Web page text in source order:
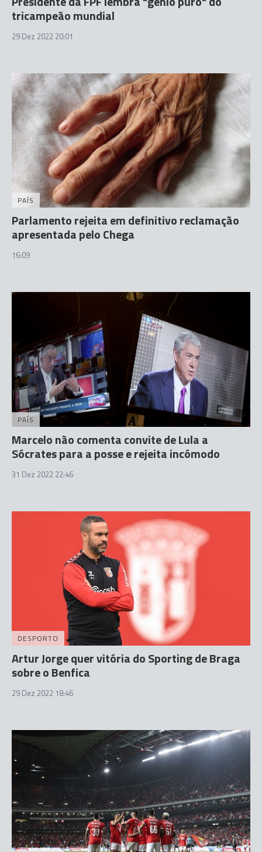
tricampeão mundial
29 Dez 2022 20:01
PAÍS
Parlamento rejeita em definitivo reclamação
apresentada pelo Chega
16:09
PAÍS
Marcelo não comenta convite de Lula a
Sócrates para a posse e rejeita incómodo
31 Dez 2022 22:46
DESPORTO
Artur Jorge quer vitória do Sporting de Braga
sobre o Benfica
29 Dez 2022 18:46